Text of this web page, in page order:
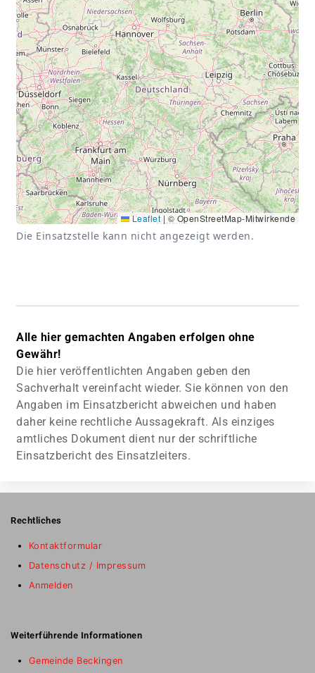
Leaflet | © OpenStreetMap-Mitwirkende
Die Einsatzstelle kann nicht angezeigt werden.
Alle hier gemachten Angaben erfolgen ohne
Gewähr!
Die hier veröffentlichten Angaben geben den
Sachverhalt vereinfacht wieder. Sie können von den
Angaben im Einsatzbericht abweichen und haben
daher keine rechtliche Aussagekraft. Als einziges
amtliches Dokument dient nur der schriftliche
Einsatzbericht des Einsatzleiters.
Rechtliches
Kontaktformular
Datenschutz / Impressum
Anmelden
Weiterführende Informationen
Gemeinde Beckingen